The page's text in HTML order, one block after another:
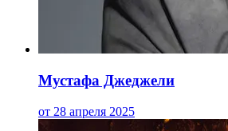
Мустафа Джеджели
от 28 апреля 2025